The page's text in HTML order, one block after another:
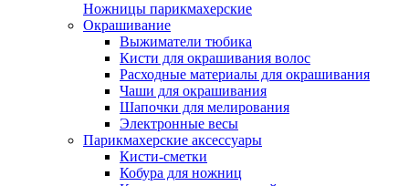
Ножницы парикмахерские
Окрашивание
Выжиматели тюбика
Кисти для окрашивания волос
Расходные материалы для окрашивания
Чаши для окрашивания
Шапочки для мелирования
Электронные весы
Парикмахерские аксессуары
Кисти-сметки
Кобура для ножниц